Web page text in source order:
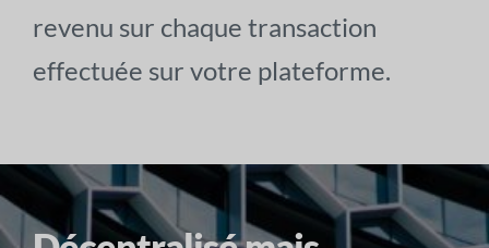
revenu sur chaque transaction
effectuée sur votre plateforme.